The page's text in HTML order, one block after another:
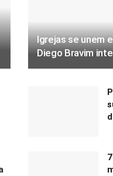
Igrejas se unem
Diego Bravim